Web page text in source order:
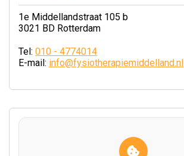
1e Middellandstraat 105 b
3021 BD Rotterdam
Tel: 010 - 4774014
E-mail: info@fysiotherapiemiddelland.nl